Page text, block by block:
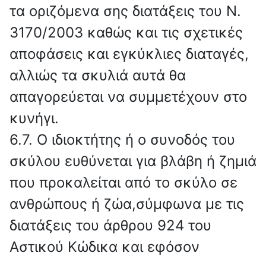
τα οριζόμενα σης διατάξεις του Ν.
3170/2003 καθώς και τις σχετικές
αποφάσεις και εγκύκλιες διαταγές,
αλλιώς τα σκυλιά αυτά θα
απαγορεύεται να συμμετέχουν στο
κυνήγι.
6.7. Ο ιδιοκτήτης ή ο συνοδός του
σκύλου ευθύνεται για βλάβη ή ζημιά
που προκαλείται από το σκύλο σε
ανθρώπους ή ζώα,σύμφωνα με τις
διατάξεις του άρθρου 924 του
Αστικού Κώδικα και εφόσον